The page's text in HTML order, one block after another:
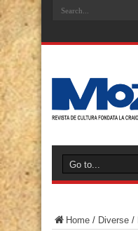
Home / Diverse /